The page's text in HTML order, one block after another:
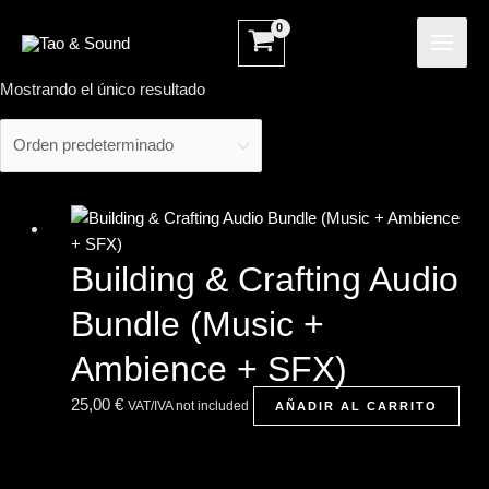
Mostrando el único resultado
Building & Crafting Audio
Bundle (Music +
Ambience + SFX)
25,00 € VAT/IVA not included AÑADIR AL CARRITO